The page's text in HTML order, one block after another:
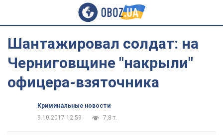
Шантажировал солдат: на
Черниговщине "накрыли"
офицера-взяточника
Криминальные новости
9.10.2017 12:59
7,8 т.